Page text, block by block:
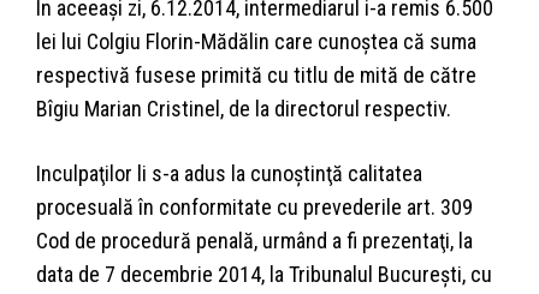
În aceeaşi zi, 6.12.2014, intermediarul i-a remis 6.500
lei lui Colgiu Florin-Mădălin care cunoştea că suma
respectivă fusese primită cu titlu de mită de către
Bîgiu Marian Cristinel, de la directorul respectiv.
Inculpaţilor li s-a adus la cunoştinţă calitatea
procesuală în conformitate cu prevederile art. 309
Cod de procedură penală, urmând a fi prezentaţi, la
data de 7 decembrie 2014, la Tribunalul Bucureşti, cu